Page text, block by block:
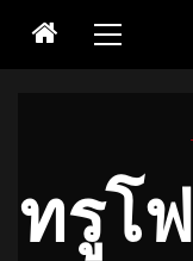
Menu
ทรูโ